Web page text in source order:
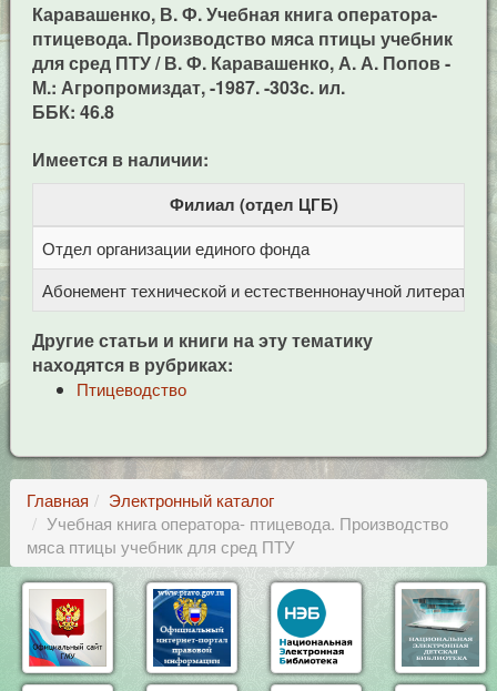
Каравашенко, В. Ф. Учебная книга оператора-
птицевода. Производство мяса птицы учебник
для сред ПТУ / В. Ф. Каравашенко, А. А. Попов -
М.: Агропромиздат, -1987. -303c. ил.
ББК: 46.8
Имеется в наличии:
Филиал (отдел ЦГБ)
Отдел организации единого фонда
Абонемент технической и естественнонаучной литерат
Другие статьи и книги на эту тематику
находятся в рубриках:
Птицеводство
Главная
Электронный каталог
Учебная книга оператора- птицевода. Производство
мяса птицы учебник для сред ПТУ